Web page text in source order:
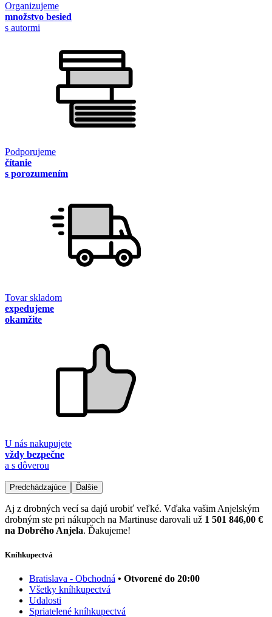
Organizujeme
množstvo besied
s autormi
Podporujeme
čítanie
s porozumením
Tovar skladom
expedujeme
okamžite
U nás nakupujete
vždy bezpečne
a s dôverou
Predchádzajúce Ďalšie
Aj z drobných vecí sa dajú urobiť veľké. Vďaka vašim Anjelským
drobným ste pri nákupoch na Martinuse darovali už 1 501 846,00 €
na Dobrého Anjela. Ďakujeme!
Kníhkupectvá
Bratislava - Obchodná • Otvorené do 20:00
Všetky kníhkupectvá
Udalosti
Spriatelené kníhkupectvá